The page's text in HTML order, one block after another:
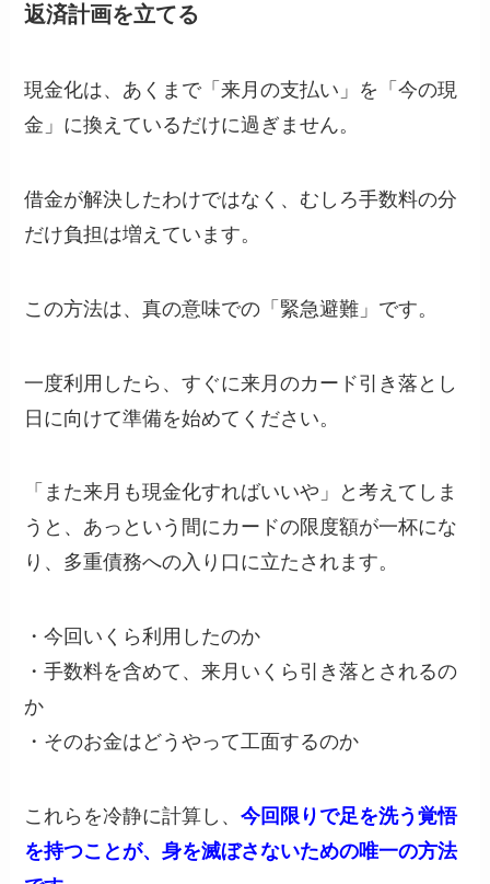
返済計画を立てる
現金化は、あくまで「来月の支払い」を「今の現
金」に換えているだけに過ぎません。
借金が解決したわけではなく、むしろ手数料の分
だけ負担は増えています。
この方法は、真の意味での「緊急避難」です。
一度利用したら、すぐに来月のカード引き落とし
日に向けて準備を始めてください。
「また来月も現金化すればいいや」と考えてしま
うと、あっという間にカードの限度額が一杯にな
り、多重債務への入り口に立たされます。
・今回いくら利用したのか
・手数料を含めて、来月いくら引き落とされるの
か
・そのお金はどうやって工面するのか
これらを冷静に計算し、今回限りで足を洗う覚悟
を持つことが、身を滅ぼさないための唯一の方法